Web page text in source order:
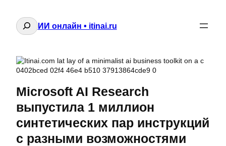
Поиск
ИИ онлайн • itinai.ru
Microsoft AI Research
выпустила 1 миллион
синтетических пар инструкций
с разными возможностями